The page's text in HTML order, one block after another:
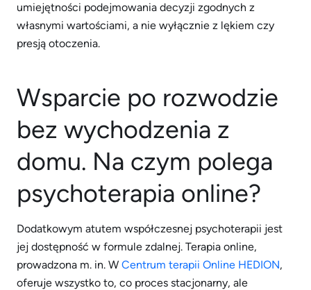
umiejętności podejmowania decyzji zgodnych z
własnymi wartościami, a nie wyłącznie z lękiem czy
presją otoczenia.
Wsparcie po rozwodzie
bez wychodzenia z
domu. Na czym polega
psychoterapia online?
Dodatkowym atutem współczesnej psychoterapii jest
jej dostępność w formule zdalnej. Terapia online,
prowadzona m. in. W Centrum terapii Online HEDION,
oferuje wszystko to, co proces stacjonarny, ale